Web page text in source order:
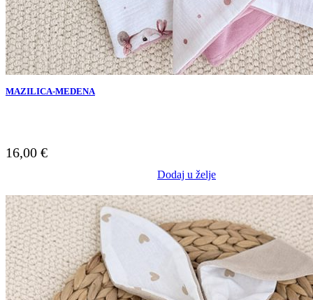
MAZILICA-MEDENA
16,00 €
Dodaj u želje